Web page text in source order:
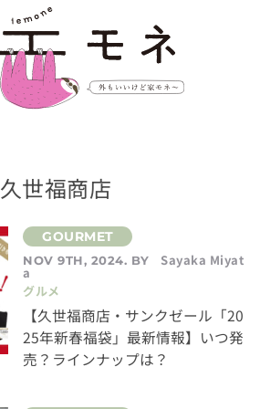
久世福商店
NOV 9TH, 2024. BY Sayaka Miyat
a
グルメ
【久世福商店・サンクゼール「20
25年新春福袋」最新情報】いつ発
売？ラインナップは？